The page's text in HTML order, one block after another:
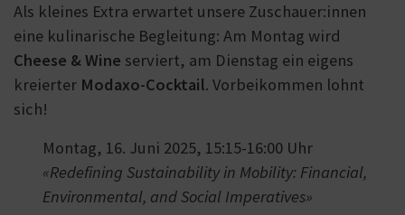
Als kleines Extra erwartet unsere Zuschauer:innen
eine kulinarische Begleitung: Am Montag wird
Cheese & Wine serviert, am Dienstag ein eigens
kreierter Modaxo-Cocktail. Vorbeikommen lohnt
sich!
Montag, 16. Juni 2025, 15:15-16:00 Uhr
«Redefining Sustainability in Mobility: Financial,
Environmental, and Social Imperatives»